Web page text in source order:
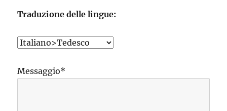
Traduzione delle lingue:
Messaggio*